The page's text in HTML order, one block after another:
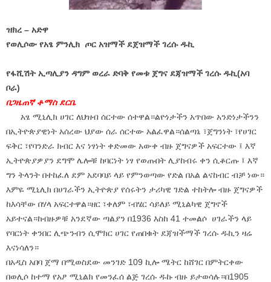
ዝክረ – አድዋ
የወሊሶው የአፄ ምንሊክ ጦር አዝማች ደጀዝማች ገረሱ ዱኪ
የፋሺሽት ኢጣሊያን ዳግም ወረራ ድባቅ የመቱ ጀግና ደጃዝማች ገረሱ ዱኪ(አባ
ቦራ)
በጋዜጠኛ ቶማስ ደርቤ
አፄ ሚኒሊክ ሀገር ለህዝብ ሰርተው ሰተዋል።ልዮነታችን አጥበው አንድነታችንን
በኢትዮጵያዊነት አሰረው ህያው ሰራ ሰርተው አልፈዋል።ሰልጣኔ ፣ጀግንነት ፣የሀገር
ፍቅር ፣የባንድራ ክብር እና ነፃነት ቀድመው አውቀ ብዙ ጀግናዎች አፍርተው ፤ እኛ
ኢትዮጵያዎያን ደግሞ ሌሎቹ ከባርነት ነፃ የወጡበት ሊያከብሩ ቀን ሲቆርጡ ፤ እኛ
ግን ትላንት በተከፈለ ደም አደባባይ ላይ የምንወጣው የድል በአል ልናከብር ብቻ ነው።
እምዬ ሚኒሊክ በሀገራችን ኢትዮጵያ የሰሩትን ታሪካዊ ገድል ተከትሎ ብዙ ጀግናዎች
ከእሳቸው በሃላ አፍርተዋል።ዘር ፣ቀለም ፣ብሄር ሳይለይ ሚኒልካዊ ጀግኖች
አይተናል።ከብዙዎቹ አንደኛው ጣልያን በ1936 እስከ 41 ተመልሶ ሀገራችን ላይ
የባርነት ቀንበር ሊጭንብን ሲሞክር ሀገር የጠበቁት ደጃዝችማች ገረሱ ዱኪን ዛሬ
እናነሳለን።
በአዲስ አበባ ጀማ በሚወስደው መንገድ 109 ኪሎ ሜትር ከሸገር በምትርቀው
በወሊሶ ከተማ የአፆ ሚኒልክ የመንፈሰ ልጅ ገረሱ ዱኩ ብዙ ይታወሳሉ።በ1905